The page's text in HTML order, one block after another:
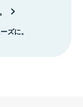
ズに。